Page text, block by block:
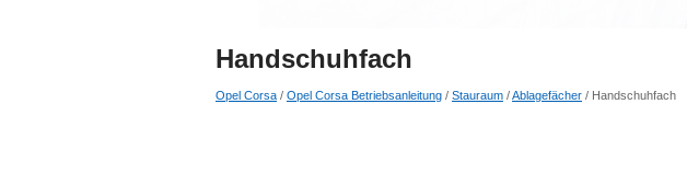
Handschuhfach
Opel Corsa / Opel Corsa Betriebsanleitung / Stauraum /Ablagefächer / Handschuhfach